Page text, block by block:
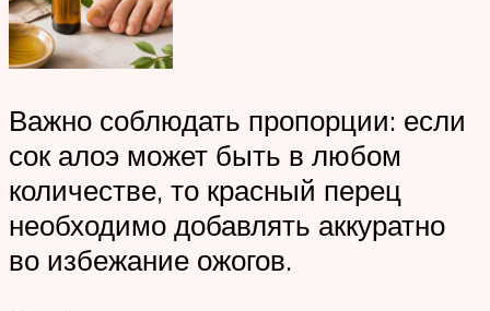
Важно соблюдать пропорции: если
сок алоэ может быть в любом
количестве, то красный перец
необходимо добавлять аккуратно
во избежание ожогов.